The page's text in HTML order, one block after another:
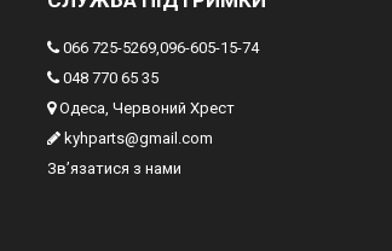
066 725-5269,096-605-15-74
048 770 65 35
Одеса, Червоний Хрест
kyhparts@gmail.com
Зв’язатися з нами